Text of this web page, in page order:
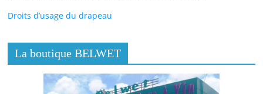
Droits d’usage du drapeau
La boutique BELWET